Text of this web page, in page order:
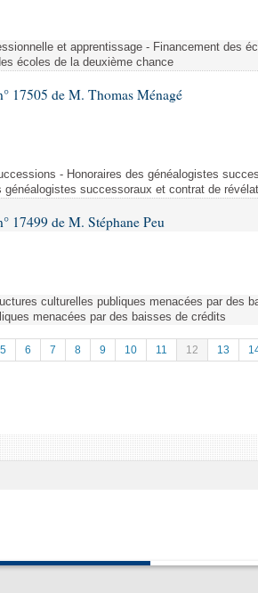
et apprentissage - Financement des
écoles de la deuxième chance
17505 de M. Thomas Ménagé
- Honoraires des généalogistes
généalogistes successoraux et contrat de
17499 de M. Stéphane Peu
culturelles publiques menacées par des
menacées par des baisses de crédits
5 6 7 8 9 10 11 12 13